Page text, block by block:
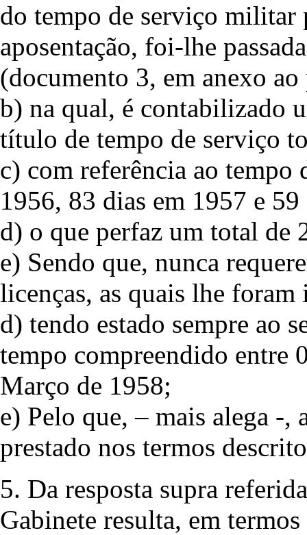
do tempo de serviço militar
aposentação, foi-lhe
(documento 3, em anexo
b) na qual, é contabilizado
título de tempo de serviço
c) com referência ao tempo
1956, 83 dias em 1957 e
d) o que perfaz um total de
e) Sendo que, nunca
licenças, as quais lhe foram
d) tendo estado sempre ao
tempo compreendido entre
Março de 1958;
e) Pelo que, – mais alega -
prestado nos termos
5. Da resposta supra
Gabinete resulta, em